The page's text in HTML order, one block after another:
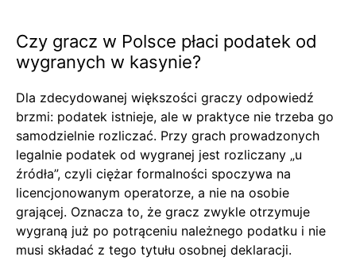
Czy gracz w Polsce płaci podatek od
wygranych w kasynie?
Dla zdecydowanej większości graczy odpowiedź
brzmi: podatek istnieje, ale w praktyce nie trzeba go
samodzielnie rozliczać. Przy grach prowadzonych
legalnie podatek od wygranej jest rozliczany „u
źródła”, czyli ciężar formalności spoczywa na
licencjonowanym operatorze, a nie na osobie
grającej. Oznacza to, że gracz zwykle otrzymuje
wygraną już po potrąceniu należnego podatku i nie
musi składać z tego tytułu osobnej deklaracji.